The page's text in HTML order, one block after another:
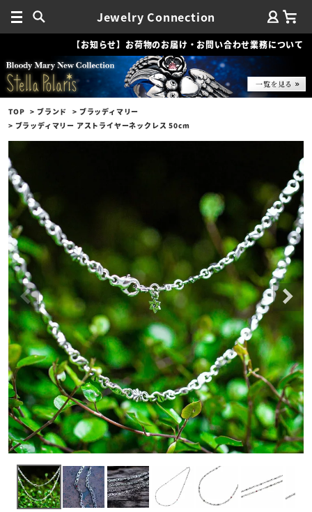
Jewelry Connection
【お知らせ】お荷物のお届け・お問い合わせ業務について
TOP ブランド
ブラッディマリー
ブラッディマリー アストライヤーネックレス 50cm